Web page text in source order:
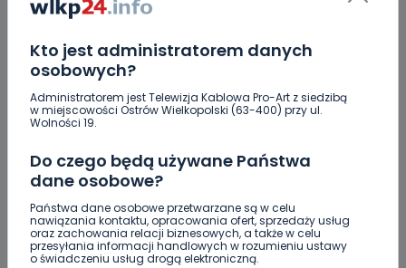
Kto jest administratorem danych
osobowych?
Administratorem jest Telewizja Kablowa Pro-Art z siedzibą
w miejscowości Ostrów Wielkopolski (63-400) przy ul.
Wolności 19.
Do czego będą używane Państwa
dane osobowe?
Państwa dane osobowe przetwarzane są w celu
nawiązania kontaktu, opracowania ofert, sprzedaży usług
oraz zachowania relacji biznesowych, a także w celu
przesyłania informacji handlowych w rozumieniu ustawy
o świadczeniu usług drogą elektroniczną.
REGION WIADOMOŚCI
Podsumowano sezon na „Olimpijskiej”. Ile razy
odwiedzono basen? [ZDJĘCIA] [WIDEO]
03.10.2022 08:46
Sebastian Matyszczak